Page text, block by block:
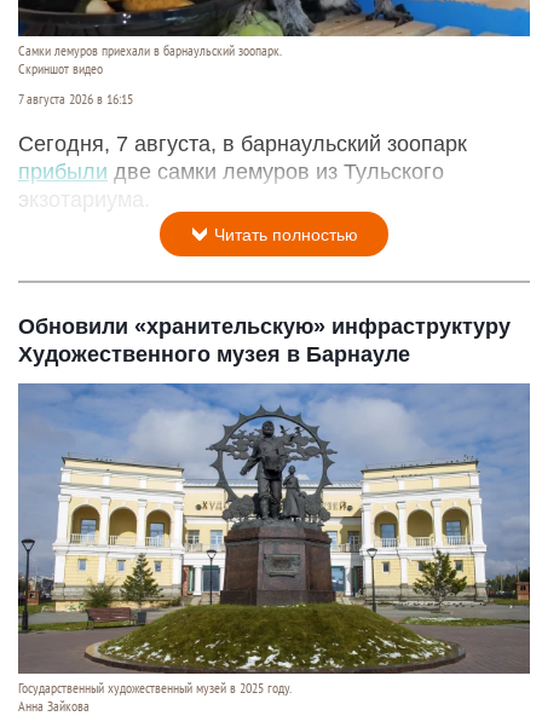
Самки лемуров приехали в барнаульский зоопарк.
Скриншот видео
7 августа 2026 в 16:15
Сегодня, 7 августа, в барнаульский зоопарк
прибыли две самки лемуров из Тульского
экзотариума.
Читать полностью
Обновили «хранительскую» инфраструктуру
Художественного музея в Барнауле
Государственный художественный музей в 2025 году.
Анна Зайкова